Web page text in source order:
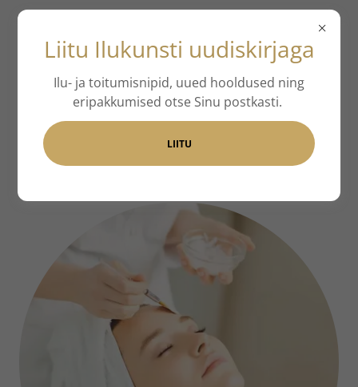
Hooldused
Liitu Ilukunsti uudiskirjaga
Ilu- ja toitumisnipid, uued hooldused ning
eripakkumised otse Sinu postkasti.
LIITU